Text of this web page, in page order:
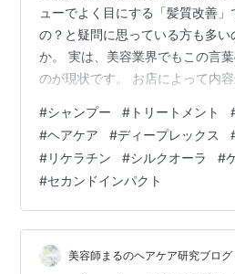
ューでよく目にする「髪質改善
の？と疑問に思っている方も多い
か。 実は、美容業界でもこの言
のが現状です。 お店によって内
がどちらの仕上がりを求めている
す。 今回は、その仕組みと失敗
りやすくお伝えしますね。 ​髪質
は、髪質改善縮毛矯正についてお
のメリットは、アルカリ性の薬
め、癖をしっかり伸ばして効果
#シャンプー # トリートメント
#ヘアケア #ディープレックス
#リケラチン #シルクオーラ #
#セカンドインパクト
美容師まるのヘアケア研究ブログ